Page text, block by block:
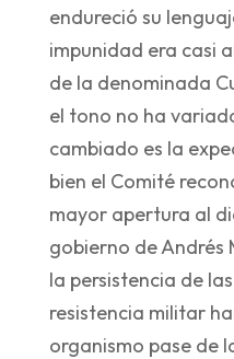
endureció su
impunidad era casi
de la denominada
el tono no ha
cambiado es la
bien el Comité
mayor apertura al
gobierno de Andrés
la persistencia de
resistencia militar
organismo pase de